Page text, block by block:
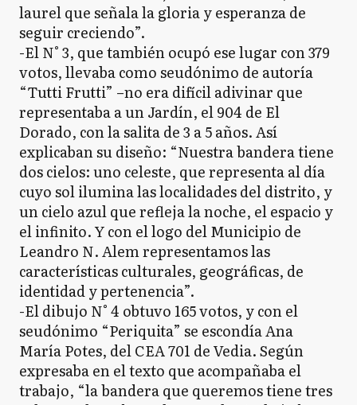
laurel que señala la gloria y esperanza de
seguir creciendo”.
-El N° 3, que también ocupó ese lugar con 379
votos, llevaba como seudónimo de autoría
“Tutti Frutti” –no era difícil adivinar que
representaba a un Jardín, el 904 de El
Dorado, con la salita de 3 a 5 años. Así
explicaban su diseño: “Nuestra bandera tiene
dos cielos: uno celeste, que representa al día
cuyo sol ilumina las localidades del distrito, y
un cielo azul que refleja la noche, el espacio y
el infinito. Y con el logo del Municipio de
Leandro N. Alem representamos las
características culturales, geográficas, de
identidad y pertenencia”.
-El dibujo N° 4 obtuvo 165 votos, y con el
seudónimo “Periquita” se escondía Ana
María Potes, del CEA 701 de Vedia. Según
expresaba en el texto que acompañaba el
trabajo, “la bandera que queremos tiene tres